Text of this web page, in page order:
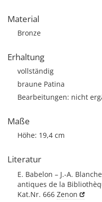
Material
Bronze
Erhaltung
vollständig
braune Patina
Bearbeitungen: nicht
Maße
Höhe: 19,4 cm
Literatur
E. Babelon – J.-A.
antiques de la
Kat.Nr. 666 Zenon